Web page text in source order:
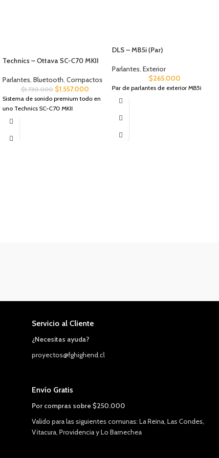
Technics – Ottava SC-C70 MKII
Parlantes, Bluetooth, Compactos
$1.730.000 $1.557.000
Sistema de sonido premium todo en
uno Technics SC-C70 MKII
DLS – MB5i (Par)
Parlantes, Exterior
$265.000
Par de parlantes de exterior MB5i
Servicio al Cliente
¿Necesitas ayuda?
proyectos@fghighend.cl
Envío Gratis
Por compras sobre $250.000
Valido para las siguientes comunas: La Reina, Las Condes,
Vitacura, Providencia y Lo Barnechea